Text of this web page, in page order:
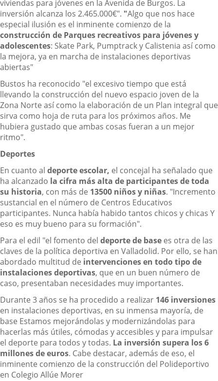
viviendas para jóvenes en la Avenida de Burgos. La
inversión alcanza los 2.465.000€". "Algo que nos hace
especial ilusión es el inminente comienzo de la
construcción de Parques recreativos para jóvenes y
adolescentes: Skate Park, Pumptrack y Calistenia así como
la mejora, ya en marcha de instalaciones deportivas
abiertas"
Bustos ha reconocido "el excesivo tiempo que está
llevando la construcción del nuevo espacio joven de la
Zona Norte así como la elaboración de un Plan integral que
sirva como hoja de ruta para los próximos años. Me
hubiera gustado que ambas cosas fueran a un mejor
ritmo".
Deportes
En cuanto al deporte escolar, el concejal ha señalado que
ha alcanzado la cifra más alta de participantes de toda
su historia, con más de 13500 niños y niñas. "Incremento
sustancial en el número de Centros Educativos
participantes. Nunca había habido tantos chicos y chicas Y
eso es muy bueno para su formación".
Para el edil "el fomento del deporte de base es otra de las
claves de la política deportiva en Valladolid. Por ello, se han
abordado multitud de intervenciones en todo tipo de
instalaciones deportivas, que en un buen número de
caso, presentaban necesidades muy importantes.
Durante 3 años se ha procedido a realizar 146 inversiones
en instalaciones deportivas, en su inmensa mayoría, de
base Estamos mejorándolas y modernizándolas para
hacerlas más útiles, cómodas y accesibles y para impulsar
el deporte para todos y todas. La inversión supera los 6
millonesde euros. Cabe destacar, además de eso, el
inminente comienzo de la construcción del Polideportivo
en Colegio Allúe Morer